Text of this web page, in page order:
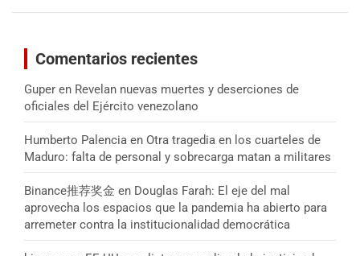
Comentarios recientes
Guper en Revelan nuevas muertes y deserciones de
oficiales del Ejército venezolano
Humberto Palencia en Otra tragedia en los cuarteles de
Maduro: falta de personal y sobrecarga matan a militares
Binance推荐奖金 en Douglas Farah: El eje del mal
aprovecha los espacios que la pandemia ha abierto para
arremeter contra la institucionalidad democrática